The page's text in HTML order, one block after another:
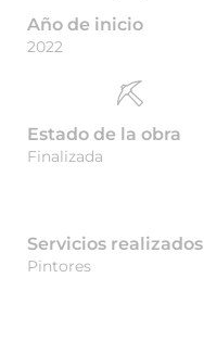
Año de inicio
2022
Estado de la obra
Finalizada
Servicios realizados
Pintores